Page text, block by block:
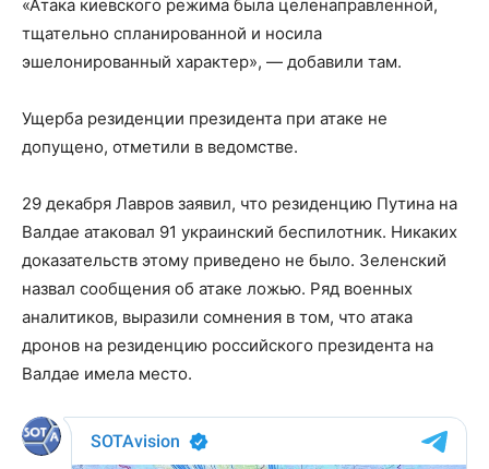
«Атака киевского режима была целенаправленной,
тщательно спланированной и носила
эшелонированный характер», — добавили там.
Ущерба резиденции президента при атаке не
допущено, отметили в ведомстве.
29 декабря Лавров заявил, что резиденцию Путина на
Валдае атаковал 91 украинский беспилотник. Никаких
доказательств этому приведено не было. Зеленский
назвал сообщения об атаке ложью. Ряд военных
аналитиков, выразили сомнения в том, что атака
дронов на резиденцию российского президента на
Валдае имела место.